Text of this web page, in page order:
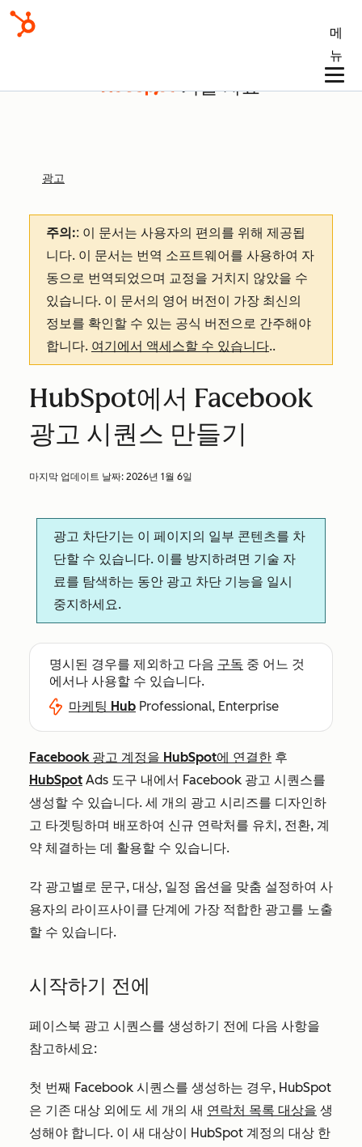
메
뉴
기술 자료
광고
주의:: 이 문서는 사용자의 편의를 위해 제공됩
니다. 이 문서는 번역 소프트웨어를 사용하여 자
동으로 번역되었으며 교정을 거치지 않았을 수
있습니다. 이 문서의 영어 버전이 가장 최신의
정보를 확인할 수 있는 공식 버전으로 간주해야
합니다. 여기에서 액세스할 수 있습니다..
HubSpot에서 Facebook
광고 시퀀스 만들기
마지막 업데이트 날짜: 2026년 1월 6일
광고 차단기는 이 페이지의 일부 콘텐츠를 차
단할 수 있습니다. 이를 방지하려면 기술 자
료를 탐색하는 동안 광고 차단 기능을 일시
중지하세요.
명시된 경우를 제외하고 다음 구독 중 어느 것
에서나 사용할 수 있습니다.
마케팅 Hub Professional, Enterprise
Facebook 광고 계정을 HubSpot에 연결한 후
HubSpot Ads 도구 내에서 Facebook 광고 시퀀스를
생성할 수 있습니다. 세 개의 광고 시리즈를 디자인하
고 타겟팅하며 배포하여 신규 연락처를 유치, 전환, 계
약 체결하는 데 활용할 수 있습니다.
각 광고별로 문구, 대상, 일정 옵션을 맞춤 설정하여 사
용자의 라이프사이클 단계에 가장 적합한 광고를 노출
할 수 있습니다.
시작하기 전에
페이스북 광고 시퀀스를 생성하기 전에 다음 사항을
참고하세요:
첫 번째 Facebook 시퀀스를 생성하는 경우, HubSpot
은 기존 대상 외에도 세 개의 새 연락처 목록 대상을 생
성해야 합니다. 이 새 대상이 HubSpot 계정의 대상 한